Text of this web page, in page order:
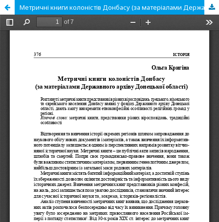
Метричні книги колоністів Донбасу (за матеріалами Державного архіву Донецької області)